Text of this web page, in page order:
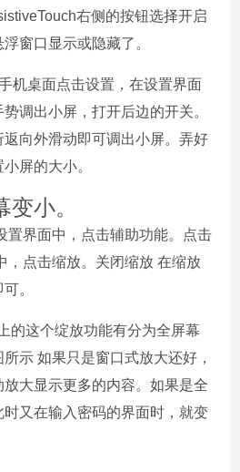
右侧的按钮选择开启
窗口显示或隐藏了。
机桌面点击设置，在设置界面
调出小屏，打开后边的开关。
向外滑动即可调出小屏。弄好
屏的大小。
小。
置界面中，点击辅助功能。点击
，点击缩放。关闭缩放 在缩放
。
的这个绽放功能有分为全屏幕
示 如果只是窗口式放大还好，
大显示更多的内容。如果是全
又在输入密码的界面时，就变